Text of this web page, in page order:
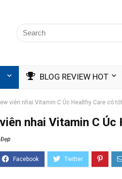
BLOG REVIEW HOT
viên nhai Vitamin C Úc Healthy Care có
nhai Vitamin C